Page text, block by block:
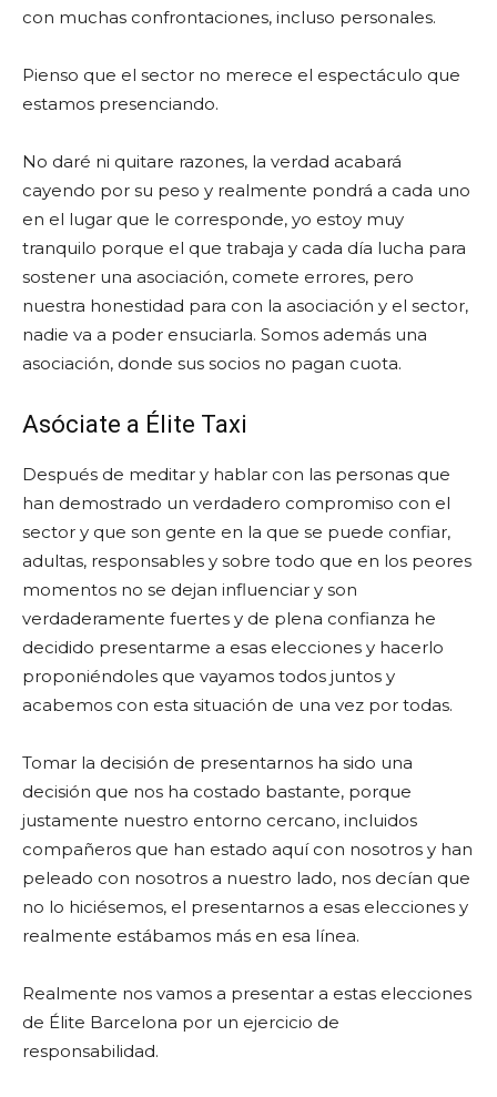
con muchas confrontaciones, incluso personales.
Pienso que el sector no merece el espectáculo que
estamos presenciando.
No daré ni quitare razones, la verdad acabará
cayendo por su peso y realmente pondrá a cada uno
en el lugar que le corresponde, yo estoy muy
tranquilo porque el que trabaja y cada día lucha para
sostener una asociación, comete errores, pero
nuestra honestidad para con la asociación y el sector,
nadie va a poder ensuciarla. Somos además una
asociación, donde sus socios no pagan cuota.
Asóciate a Élite Taxi
Después de meditar y hablar con las personas que
han demostrado un verdadero compromiso con el
sector y que son gente en la que se puede confiar,
adultas, responsables y sobre todo que en los peores
momentos no se dejan influenciar y son
verdaderamente fuertes y de plena confianza he
decidido presentarme a esas elecciones y hacerlo
proponiéndoles que vayamos todos juntos y
acabemos con esta situación de una vez por todas.
Tomar la decisión de presentarnos ha sido una
decisión que nos ha costado bastante, porque
justamente nuestro entorno cercano, incluidos
compañeros que han estado aquí con nosotros y han
peleado con nosotros a nuestro lado, nos decían que
no lo hiciésemos, el presentarnos a esas elecciones y
realmente estábamos más en esa línea.
Realmente nos vamos a presentar a estas elecciones
de Élite Barcelona por un ejercicio de
responsabilidad.